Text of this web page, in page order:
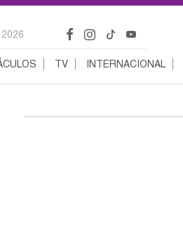
TV INTERNACIONAL